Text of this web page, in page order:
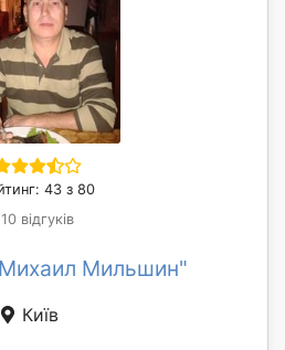
43 з 80
10 відгуків
Мильшин"
Київ